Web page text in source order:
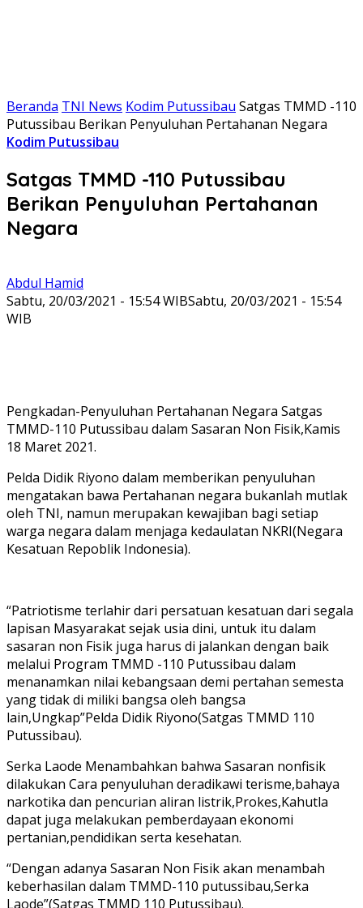
Beranda TNI News Kodim Putussibau Satgas TMMD -110
Putussibau Berikan Penyuluhan Pertahanan Negara
Kodim Putussibau
Satgas TMMD -110 Putussibau
Berikan Penyuluhan Pertahanan
Negara
Abdul Hamid
Sabtu, 20/03/2021 - 15:54 WIBSabtu, 20/03/2021 - 15:54
WIB
Pengkadan-Penyuluhan Pertahanan Negara Satgas
TMMD-110 Putussibau dalam Sasaran Non Fisik,Kamis
18 Maret 2021.
Pelda Didik Riyono dalam memberikan penyuluhan
mengatakan bawa Pertahanan negara bukanlah mutlak
oleh TNI, namun merupakan kewajiban bagi setiap
warga negara dalam menjaga kedaulatan NKRI(Negara
Kesatuan Repoblik Indonesia).
“Patriotisme terlahir dari persatuan kesatuan dari segala
lapisan Masyarakat sejak usia dini, untuk itu dalam
sasaran non Fisik juga harus di jalankan dengan baik
melalui Program TMMD -110 Putussibau dalam
menanamkan nilai kebangsaan demi pertahan semesta
yang tidak di miliki bangsa oleh bangsa
lain,Ungkap”Pelda Didik Riyono(Satgas TMMD 110
Putussibau).
Serka Laode Menambahkan bahwa Sasaran nonfisik
dilakukan Cara penyuluhan deradikawi terisme,bahaya
narkotika dan pencurian aliran listrik,Prokes,Kahutla
dapat juga melakukan pemberdayaan ekonomi
pertanian,pendidikan serta kesehatan.
“Dengan adanya Sasaran Non Fisik akan menambah
keberhasilan dalam TMMD-110 putussibau,Serka
Laode”(Satgas TMMD 110 Putussibau).